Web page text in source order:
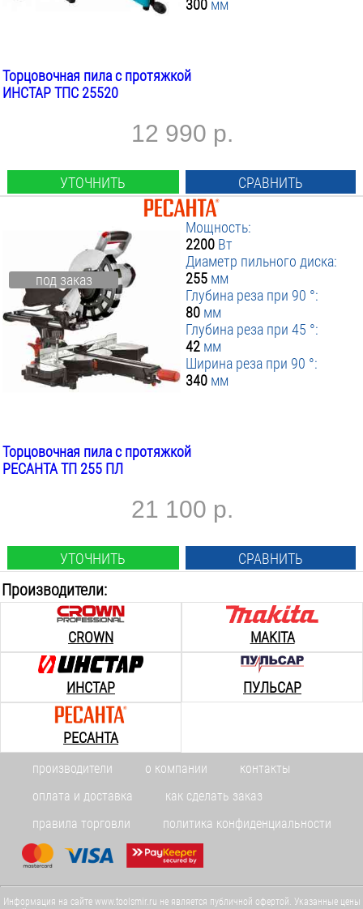
300 мм
Торцовочная пила с протяжкой
ИНСТАР ТПС 25520
12 990 р.
УТОЧНИТЬ СРАВНИТЬ
под заказ
Мощность:
2200 Вт
Диаметр пильного диска:
255 мм
Глубина реза при 90 °:
80 мм
Глубина реза при 45 °:
42 мм
Ширина реза при 90 °:
340 мм
Торцовочная пила с протяжкой
РЕСАНТА ТП 255 ПЛ
21 100 р.
УТОЧНИТЬ СРАВНИТЬ
Производители:
CROWN MAKITA
ИНСТАР ПУЛЬСАР
РЕСАНТА
производители о компании
контакты
оплата и доставка
как сделать заказ
правила торговли
политика конфиденциальности
Информация на сайте www.toolsmir.ru не является публичной офертой. Указанные цены